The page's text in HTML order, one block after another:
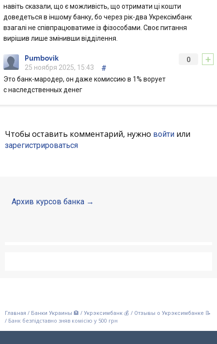
навіть сказали, що є можливість, що отримати ці кошти
доведеться в іншому банку, бо через рік-два Укрексімбанк
взагалі не співпрацюватиме із фізособами. Своє питання
вирішив лише змінивши відділення.
+
0
Pumbovik
25 ноября 2025, 15:43
#
Это банк-мародер, он даже комиссию в 1% ворует
с наследственных денег
Чтобы оставить комментарий, нужно войти или
зарегистрироваться
Архив курсов банка
Главная / Банки Украины 🏦 / Укрэксимбанк 💰 / Отзывы о Укрэксимбанке 📝
/ Банк безпідставно зняв комісію у 500 грн